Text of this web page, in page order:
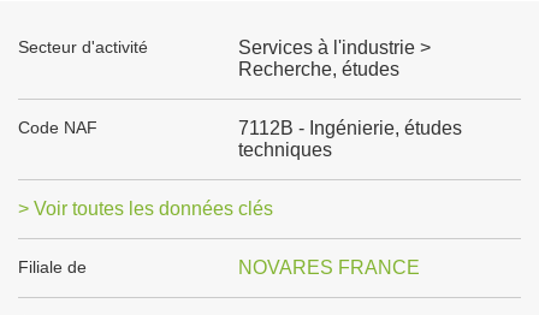
Secteur d'activité
Services à l'industrie >
Recherche, études
Code NAF
7112B - Ingénierie, études
techniques
> Voir toutes les données clés
Filiale de NOVARES FRANCE